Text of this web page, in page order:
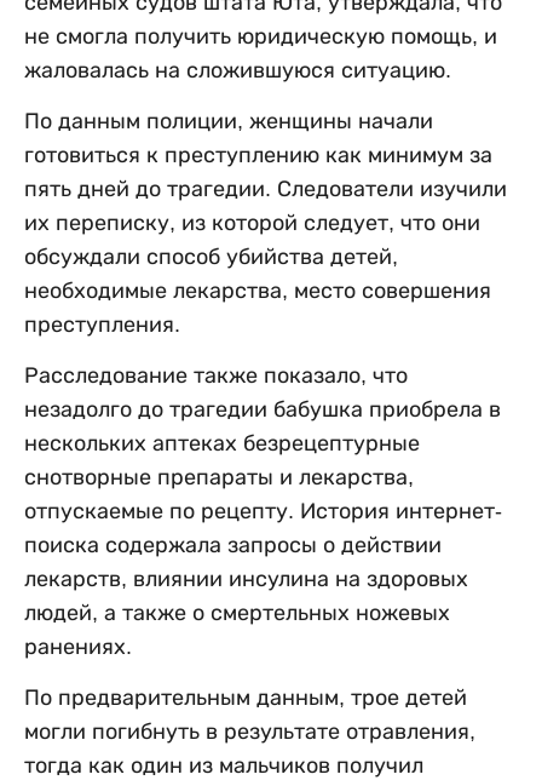
не смогла получить юридическую помощь, и
жаловалась на сложившуюся ситуацию.
По данным полиции, женщины начали
готовиться к преступлению как минимум за
пять дней до трагедии. Следователи изучили
их переписку, из которой следует, что они
обсуждали способ убийства детей,
необходимые лекарства, место совершения
преступления.
Расследование также показало, что
незадолго до трагедии бабушка приобрела в
нескольких аптеках безрецептурные
снотворные препараты и лекарства,
отпускаемые по рецепту. История интернет-
поиска содержала запросы о действии
лекарств, влиянии инсулина на здоровых
людей, а также о смертельных ножевых
ранениях.
По предварительным данным, трое детей
могли погибнуть в результате отравления,
тогда как один из мальчиков получил